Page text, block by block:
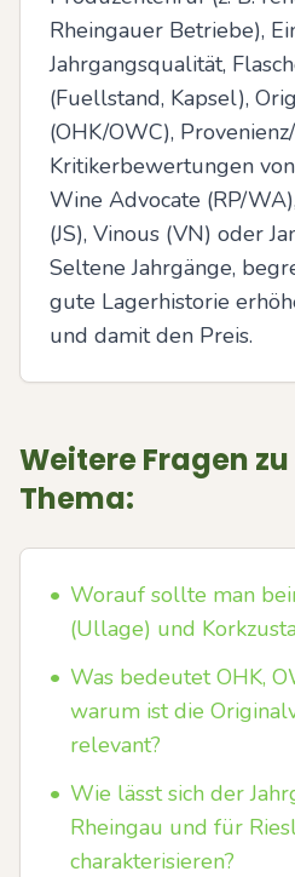
Rheingauer Betriebe),
Jahrgangsqualität,
(Fuellstand, Kapsel),
(OHK/OWC),
Kritikerbewertungen
Wine Advocate (RP/
(JS), Vinous (VN) oder
Seltene Jahrgänge,
gute Lagerhistorie
und damit den Preis.
Weitere Fragen
Thema:
• Worauf sollte man
(Ullage) und
• Was bedeutet OHK,
warum ist die
relevant?
• Wie lässt sich der
Rheingau und für
charakterisieren?